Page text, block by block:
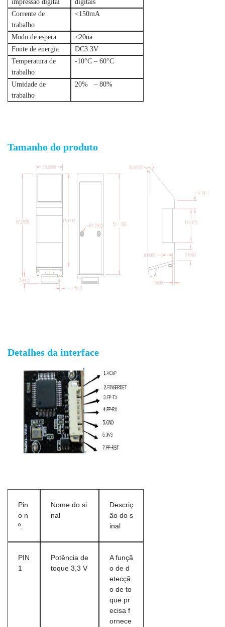
impressão digital
digitais
Corrente de
trabalho
<150mA
Modo de espera
<20ua
Fonte de energia
DC3.3V
Temperatura de
trabalho
-10°C – 60°C
Umidade de
trabalho
20% – 80%
Tamanho do produto
Detalhes da interface
Pin
o n
º.
Nome do si
nal
Descriç
ão do s
inal
PIN
1
Potência de
toque 3,3 V
A funçã
o de d
etecçã
o de to
que pr
ecisa f
ornece